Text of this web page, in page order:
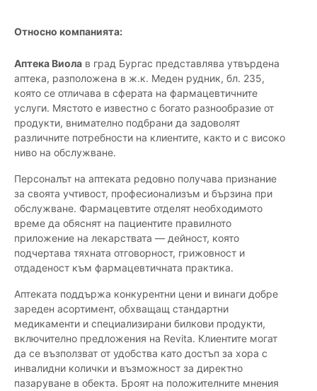
Относно компанията:
Аптека Виола в град Бургас представлява утвърдена
аптека, разположена в ж.к. Меден рудник, бл. 235,
която се отличава в сферата на фармацевтичните
услуги. Мястото е известно с богато разнообразие от
продукти, внимателно подбрани да задоволят
различните потребности на клиентите, както и с високо
ниво на обслужване.
Персоналът на аптеката редовно получава признание
за своята учтивост, професионализъм и бързина при
обслужване. Фармацевтите отделят необходимото
време да обяснят на пациентите правилното
приложение на лекарствата — дейност, която
подчертава тяхната отговорност, грижовност и
отдаденост към фармацевтичната практика.
Аптеката поддържа конкурентни цени и винаги добре
зареден асортимент, обхващащ стандартни
медикаменти и специализирани билкови продукти,
включително предложения на Revita. Клиентите могат
да се възползват от удобства като достъп за хора с
инвалидни колички и възможност за директно
пазаруване в обекта. Броят на положителните мнения